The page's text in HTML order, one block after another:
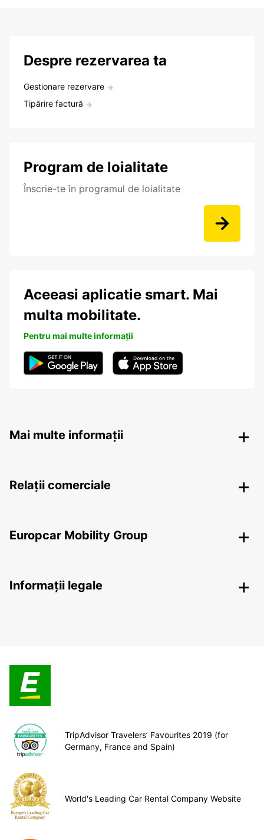
Despre rezervarea ta
Gestionare rezervare
Tipărire factură
Program de loialitate
Înscrie-te în programul de loialitate
Aceeasi aplicatie smart. Mai
multa mobilitate.
Pentru mai multe informații
Mai multe informații
Relații comerciale
Europcar Mobility Group
Informații legale
TripAdvisor Travelers’ Favourites 2019 (for
Germany, France and Spain)
World's Leading Car Rental Company Website